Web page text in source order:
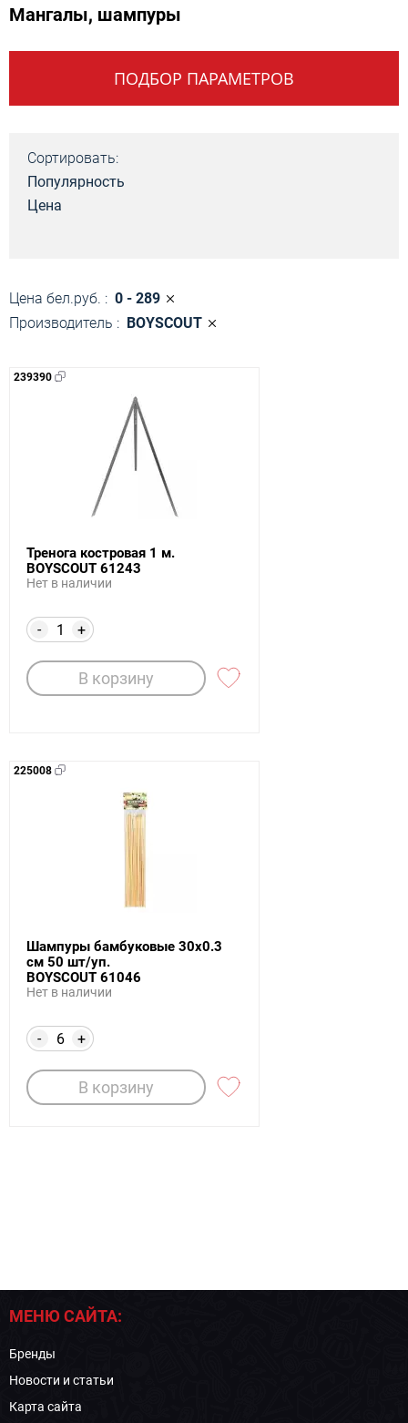
Мангалы, шампуры
ПОДБОР ПАРАМЕТРОВ
Сортировать:
Популярность
Цена
Цена бел.руб. : 0 - 289
Производитель : BOYSCOUT
239390
Тренога костровая 1 м.
BOYSCOUT 61243
Нет в наличии
+
-
В корзину
225008
Шампуры бамбуковые 30х0.3
см 50 шт/уп.
BOYSCOUT 61046
Нет в наличии
+
-
В корзину
МЕНЮ САЙТА:
Бренды
Новости и статьи
Карта сайта